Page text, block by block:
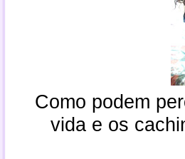
Como podem
vida e os